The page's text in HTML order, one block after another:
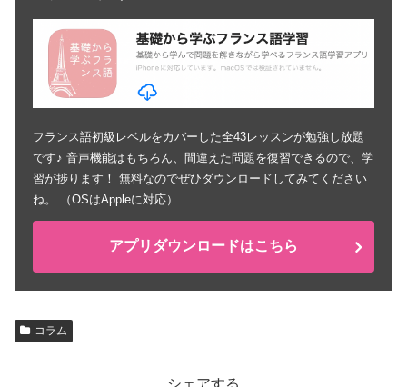
フランス語初級レベルをカバーした全43レッスンが勉強し放題
です♪ 音声機能はもちろん、間違えた問題を復習できるので、学
習が捗ります！ 無料なのでぜひダウンロードしてみてください
ね。 （OSはAppleに対応）
アプリダウンロードはこちら
コラム